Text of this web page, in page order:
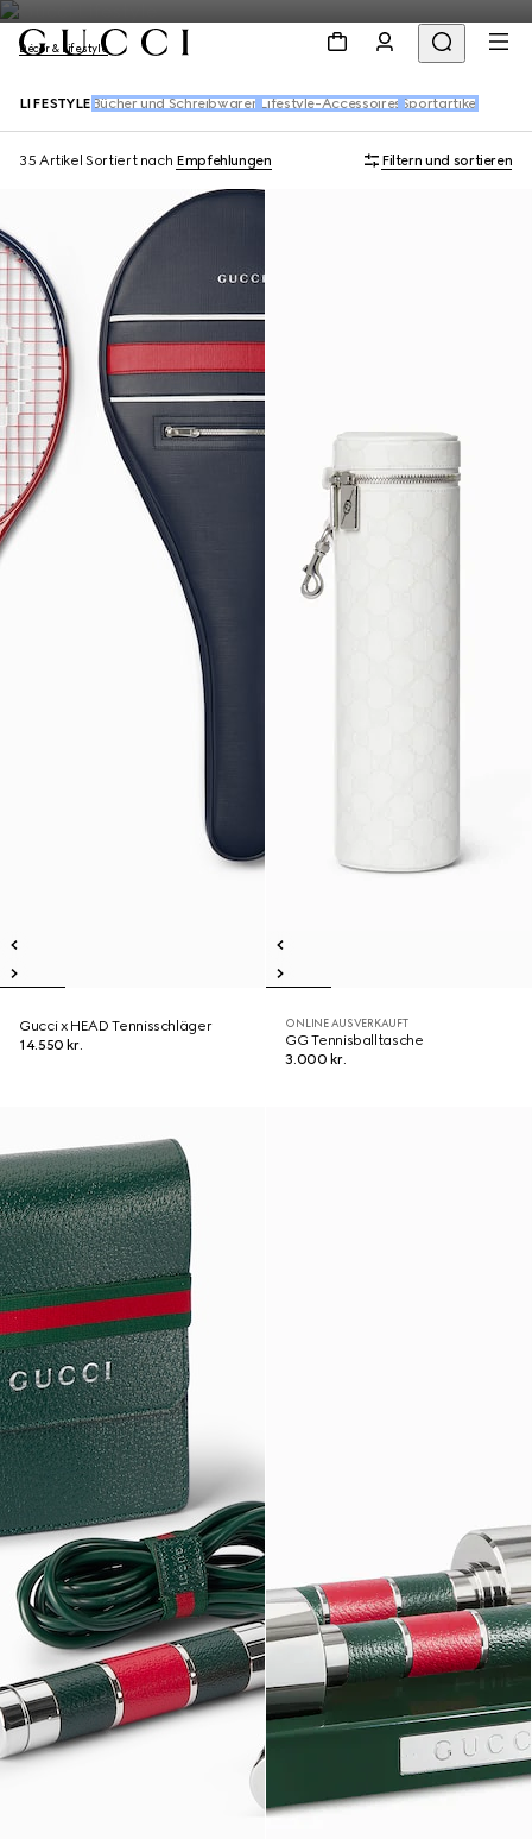
Décor & Lifestyle
LIFESTYLE Bücher und Schreibwaren Lifestyle-Accessoires Sportartikel
35 Artikel Sortiert nach Empfehlungen Filtern und sortieren
Gucci x HEAD Tennisschläger
14.550 kr.
ONLINE AUSVERKAUFT
GG Tennisballtasche
3.000 kr.